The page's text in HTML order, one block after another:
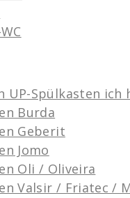
UP-Spülkasten ich
Burda
Geberit
Jomo
Oli / Oliveira
Valsir / Friatec /